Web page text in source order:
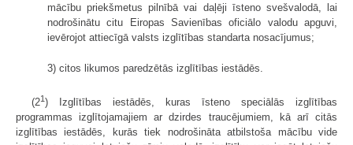
mācību priekšmetus pilnībā vai daļēji īsteno svešvalodā, lai
nodrošinātu citu Eiropas Savienības oficiālo valodu apguvi,
ievērojot attiecīgā valsts izglītības standarta nosacījumus;
3) citos likumos paredzētās izglītības iestādēs.
(21) Izglītības iestādēs, kuras īsteno speciālās izglītības
programmas izglītojamajiem ar dzirdes traucējumiem, kā arī citās
izglītības iestādēs, kurās tiek nodrošināta atbilstoša mācību vide